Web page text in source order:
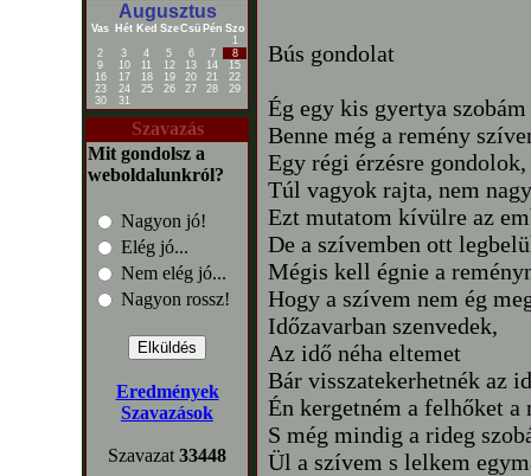
Augusztus
Vas Hét Ked SzeCsü Pén Szo
1
2
3 4 5 6 7
8
9
10 11 12 13 14
15
16
17 18 19 20 21
22
23
24 25 26 27 28
29
30
31
Szavazás
Mit gondolsz a
weboldalunkról?
Nagyon jó!
Elég jó...
Nem elég jó...
Nagyon rossz!
Eredmények
Szavazások
Szavazat 33448
Bús gondolat
Ég egy kis gyertya szobám
Benne még a remény
Egy régi érzésre gondolok,
Túl vagyok rajta, nem
Ezt mutatom kívülre az
De a szívemben ott
Mégis kell égnie a
Hogy a szívem nem ég
Időzavarban szenvedek,
Az idő néha eltemet
Bár visszatekerhetnék az
Én kergetném a felhőket a
S még mindig a rideg
Ül a szívem s lelkem